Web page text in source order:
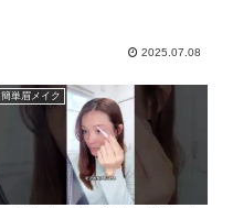
2025.07.08
簡単眉メイク